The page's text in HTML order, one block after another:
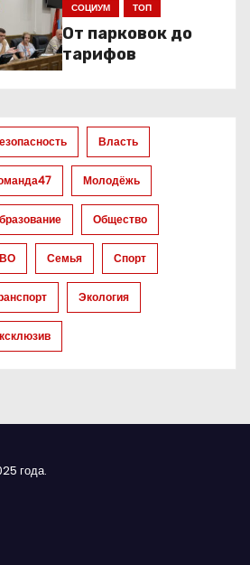
СОЦИУМ ТОП
От парковок до
тарифов
Власть
Молодёжь
Общество
Семья Спорт
Экология
года.